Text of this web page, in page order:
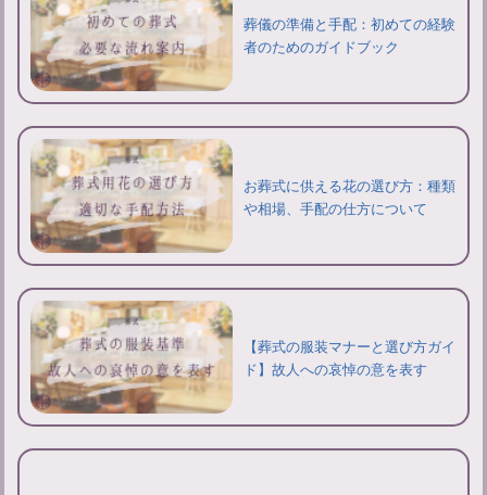
葬儀の準備と手配：初めての経験
者のためのガイドブック
お葬式に供える花の選び方：種類
や相場、手配の仕方について
【葬式の服装マナーと選び方ガイ
ド】故人への哀悼の意を表す